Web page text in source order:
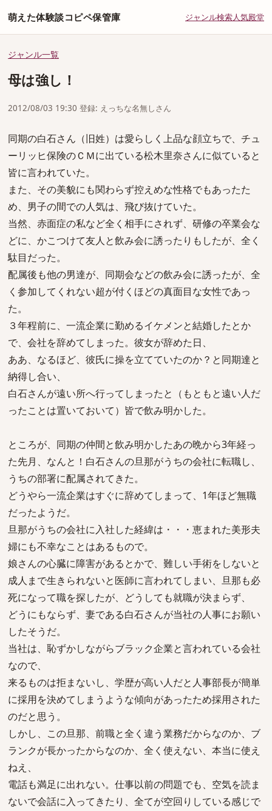
萌えた体験談コピペ保管庫 ジャンル検索人気殿堂
ジャンル一覧
母は強し！
2012/08/03 19:30 登録: えっちな名無しさん
同期の白石さん（旧姓）は愛らしく上品な顔立ちで、チュ
ーリッヒ保険のＣＭに出ている松木里奈さんに似ていると
皆に言われていた。
また、その美貌にも関わらず控えめな性格でもあったた
め、男子の間での人気は、飛び抜けていた。
当然、赤面症の私など全く相手にされず、研修の卒業会な
どに、かこつけて友人と飲み会に誘ったりもしたが、全く
駄目だった。
配属後も他の男達が、同期会などの飲み会に誘ったが、全
く参加してくれない超が付くほどの真面目な女性であっ
た。
３年程前に、一流企業に勤めるイケメンと結婚したとか
で、会社を辞めてしまった。彼女が辞めた日、
ああ、なるほど、彼氏に操を立てていたのか？と同期達と
納得し合い、
白石さんが遠い所へ行ってしまったと（もともと遠い人だ
ったことは置いておいて）皆で飲み明かした。
ところが、同期の仲間と飲み明かしたあの晩から3年経っ
た先月、なんと！白石さんの旦那がうちの会社に転職し、
うちの部署に配属されてきた。
どうやら一流企業はすぐに辞めてしまって、1年ほど無職
だったようだ。
旦那がうちの会社に入社した経緯は・・・恵まれた美形夫
婦にも不幸なことはあるもので。
娘さんの心臓に障害があるとかで、難しい手術をしないと
成人まで生きられないと医師に言われてしまい、旦那も必
死になって職を探したが、どうしても就職が決まらず、
どうにもならず、妻である白石さんが当社の人事にお願い
したそうだ。
当社は、恥ずかしながらブラック企業と言われている会社
なので、
来るものは拒まないし、学歴が高い人だと人事部長が簡単
に採用を決めてしまうような傾向があったため採用された
のだと思う。
しかし、この旦那、前職と全く違う業務だからなのか、ブ
ランクが長かったからなのか、全く使えない、本当に使え
ねえ、
電話も満足に出れない。仕事以前の問題でも、空気を読ま
ないで会話に入ってきたり、全てが空回りしている感じで